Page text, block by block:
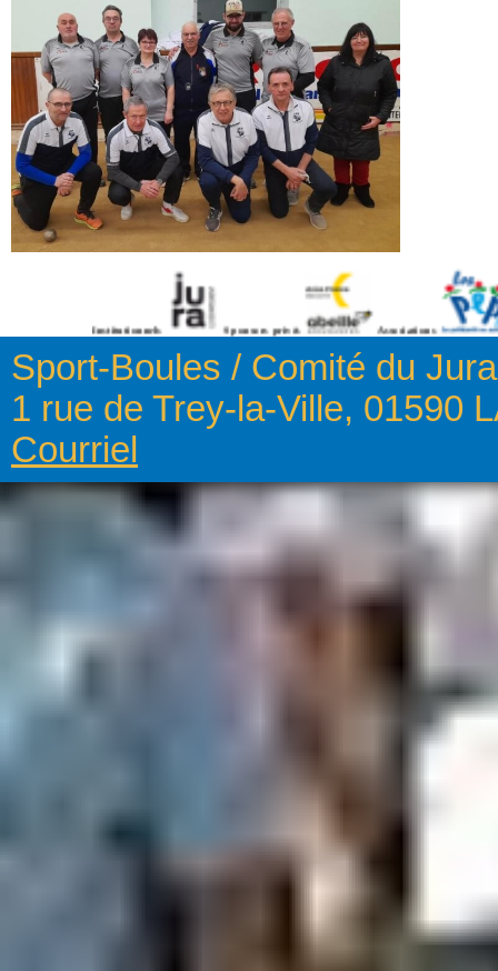
Institutionnels Sponsors privés Associations
Sport-Boules / Comité du Jura
1 rue de Trey-la-Ville, 01590
Courriel